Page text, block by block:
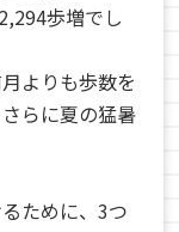
歩増でし
よりも歩数を
らに夏の猛暑
ために、3つ